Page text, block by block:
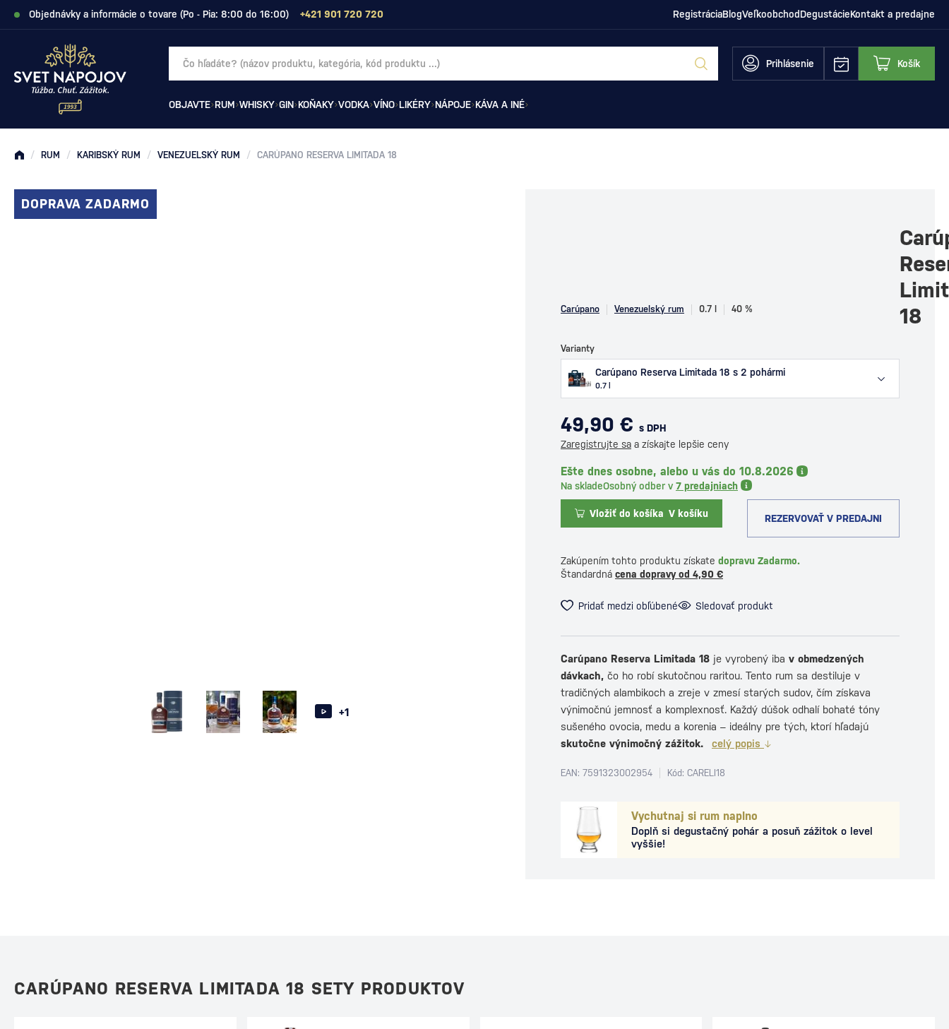
Objednávky a informácie o tovare (Po - Pia: 8:00 do 16:00) +421 901 720 720 RegistráciaBlogVeľkoobchodDegustácieKontakt a predajne
Prihlásenie Košík
OBJAVTE RUM WHISKY GIN KOŇAKY VODKA VÍNO LIKÉRY NÁPOJE KÁVA A INÉ
/ RUM / KARIBSKÝ RUM / VENEZUELSKÝ RUM / CARÚPANO RESERVA LIMITADA 18
DOPRAVA ZADARMO
+1
Carúpano Venezuelský rum 0.7 l 40 %
18
Varianty
Carúpano Reserva Limitada 18 s 2 pohármi
0.7 l
49,90 € s DPH
Zaregistrujte sa a získajte lepšie ceny
Ešte dnes osobne, alebo u vás do 10.8.2026
Na skladeOsobný odber v 7 predajniach
Vložiť do košíka V košíku REZERVOVAŤ V PREDAJNI
Zakúpením tohto produktu získate dopravu Zadarmo.
Štandardná cena dopravy od 4,90 €
Pridať medzi obľúbené Sledovať produkt
Vychutnaj si rum naplno
Doplň si degustačný pohár a posuň zážitok o level
vyššie!
Carúpano Reserva Limitada 18 je vyrobený iba v obmedzených
dávkach, čo ho robí skutočnou raritou. Tento rum sa destiluje v
tradičných alambikoch a zreje v zmesí starých sudov, čím získava
výnimočnú jemnosť a komplexnosť. Každý dúšok odhalí bohaté tóny
sušeného ovocia, medu a korenia – ideálny pre tých, ktorí hľadajú
skutočne výnimočný zážitok.
celý popis
EAN: 7591323002954 Kód: CARELI18
CARÚPANO RESERVA LIMITADA 18 SETY PRODUKTOV